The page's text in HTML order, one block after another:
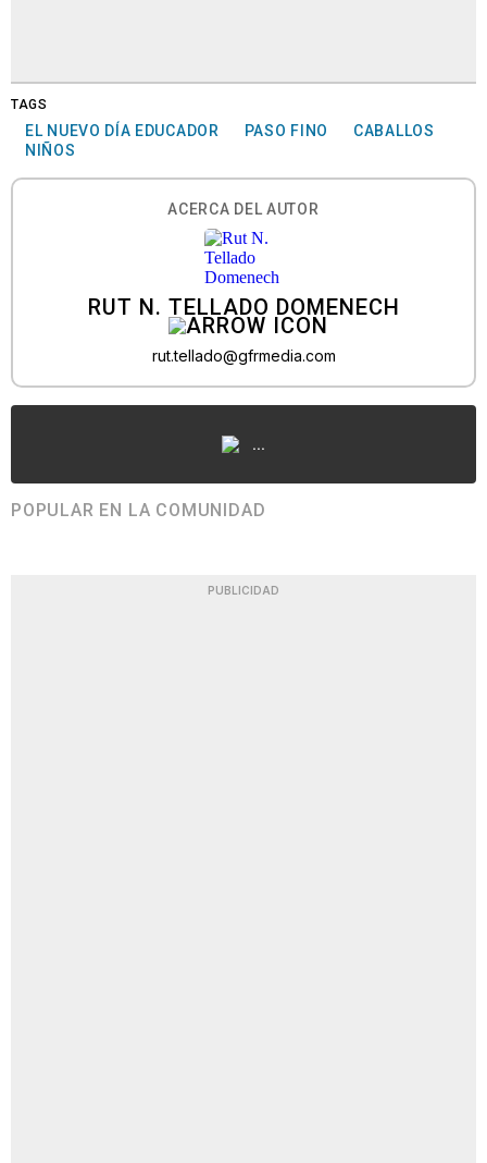
TAGS
EL NUEVO DÍA EDUCADOR PASO FINO
CABALLOS
NIÑOS
ACERCA DEL AUTOR
RUT N. TELLADO DOMENECH
rut.tellado@gfrmedia.com
...
POPULAR EN LA COMUNIDAD
PUBLICIDAD